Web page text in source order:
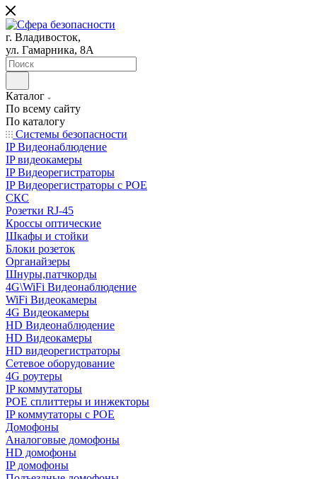
г. Владивосток,
ул. Гамарника, 8А
Каталог
По всему сайту
По каталогу
Системы безопасности
IP Видеонаблюдение
IP видеокамеры
IP Видеорегистраторы
IP Видеорегистраторы с POE
СКС
Розетки RJ-45
Кроссы оптические
Шкафы и стойки
Блоки розеток
Органайзеры
Шнуры,патчкорды
4G\WiFi Видеонаблюдение
WiFi Видеокамеры
4G Видеокамеры
HD Видеонаблюдение
HD Видеокамеры
HD видеорегистраторы
Сетевое оборудование
4G роутеры
IP коммутаторы
POE сплиттеры и инжекторы
IP коммутаторы с POE
Домофоны
Аналоговые домофоны
HD домофоны
IP домофоны